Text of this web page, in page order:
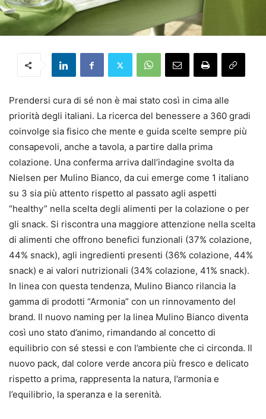
Prendersi cura di sé non è mai stato così in cima alle
priorità degli italiani. La ricerca del benessere a 360 gradi
coinvolge sia fisico che mente e guida scelte sempre più
consapevoli, anche a tavola, a partire dalla prima
colazione. Una conferma arriva dall’indagine svolta da
Nielsen per Mulino Bianco, da cui emerge come 1 italiano
su 3 sia più attento rispetto al passato agli aspetti
“healthy” nella scelta degli alimenti per la colazione o per
gli snack. Si riscontra una maggiore attenzione nella scelta
di alimenti che offrono benefici funzionali (37% colazione,
44% snack), agli ingredienti presenti (36% colazione, 44%
snack) e ai valori nutrizionali (34% colazione, 41% snack).
In linea con questa tendenza, Mulino Bianco rilancia la
gamma di prodotti “Armonia” con un rinnovamento del
brand. Il nuovo naming per la linea Mulino Bianco diventa
così uno stato d’animo, rimandando al concetto di
equilibrio con sé stessi e con l’ambiente che ci circonda. Il
nuovo pack, dal colore verde ancora più fresco e delicato
rispetto a prima, rappresenta la natura, l’armonia e
l’equilibrio, la speranza e la serenità.